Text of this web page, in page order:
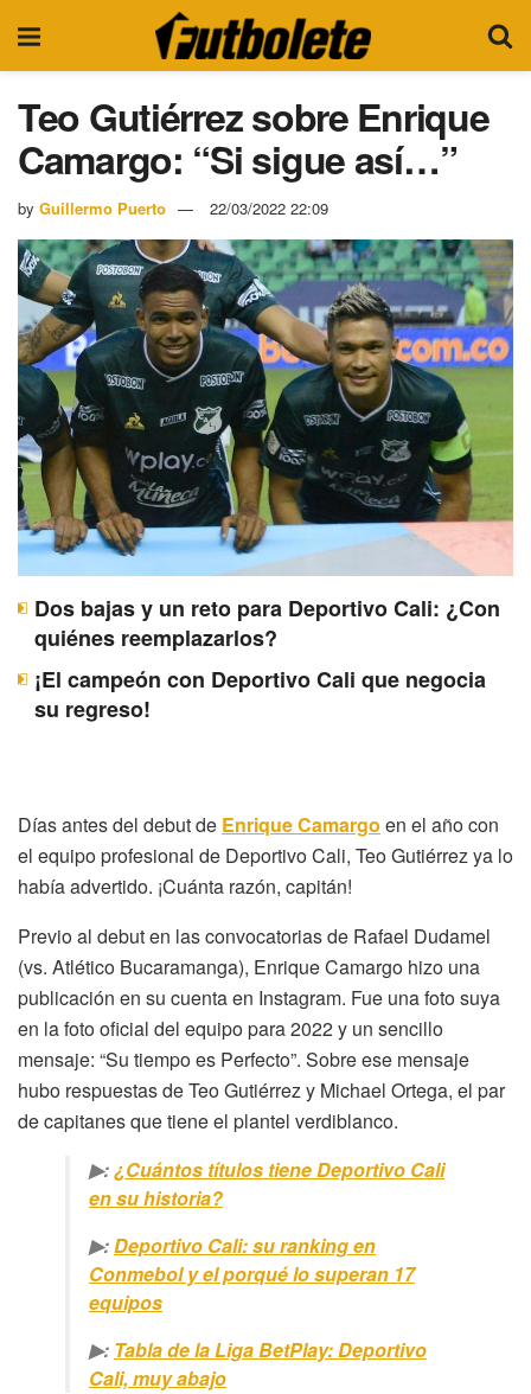
Teo Gutiérrez sobre Enrique
Camargo: “Si sigue así…”
by Guillermo Puerto 22/03/2022 22:09
Dos bajas y un reto para Deportivo Cali: ¿Con
quiénes reemplazarlos?
¡El campeón con Deportivo Cali que negocia
su regreso!
Días antes del debut de Enrique Camargo en el año con
el equipo profesional de Deportivo Cali, Teo Gutiérrez ya lo
había advertido. ¡Cuánta razón, capitán!
Previo al debut en las convocatorias de Rafael Dudamel
(vs. Atlético Bucaramanga), Enrique Camargo hizo una
publicación en su cuenta en Instagram. Fue una foto suya
en la foto oficial del equipo para 2022 y un sencillo
mensaje: “Su tiempo es Perfecto”. Sobre ese mensaje
hubo respuestas de Teo Gutiérrez y Michael Ortega, el par
de capitanes que tiene el plantel verdiblanco.
▶:¿Cuántos títulos tiene Deportivo Cali
en su historia?
▶:Deportivo Cali: su ranking en
Conmebol y el porqué lo superan 17
equipos
▶: Tabla de la Liga BetPlay: Deportivo
Cali, muy abajo